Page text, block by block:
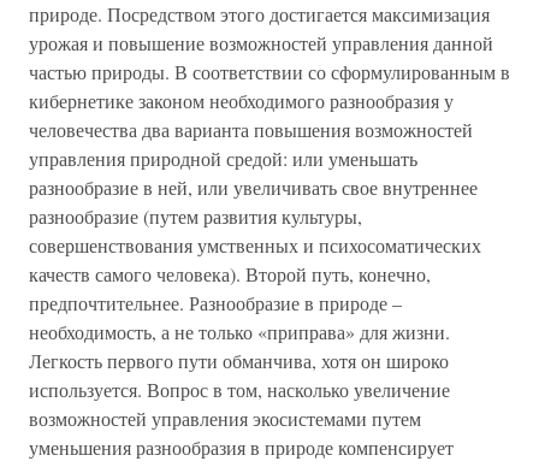
природе. Посредством этого достигается максимизация
урожая и повышение возможностей управления данной
частью природы. В соответствии со сформулированным в
кибернетике законом необходимого разнообразия у
человечества два варианта повышения возможностей
управления природной средой: или уменьшать
разнообразие в ней, или увеличивать свое внутреннее
разнообразие (путем развития культуры,
совершенствования умственных и психосоматических
качеств самого человека). Второй путь, конечно,
предпочтительнее. Разнообразие в природе –
необходимость, а не только «приправа» для жизни.
Легкость первого пути обманчива, хотя он широко
используется. Вопрос в том, насколько увеличение
возможностей управления экосистемами путем
уменьшения разнообразия в природе компенсирует